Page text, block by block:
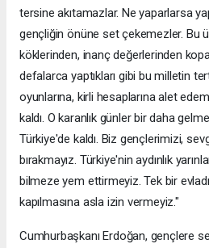
tersine akıtamazlar. Ne yaparlarsa
gençliğin önüne set çekemezler. Bu
köklerinden, inanç değerlerinden
defalarca yaptıkları gibi bu milletin
oyunlarına, kirli hesaplarına alet
kaldı. O karanlık günler bir daha
Türkiye'de kaldı. Biz gençlerimizi,
bırakmayız. Türkiye'nin aydınlık
bilmeze yem ettirmeyiz. Tek bir
kapılmasına asla izin vermeyiz."
Cumhurbaşkanı Erdoğan, gençlere